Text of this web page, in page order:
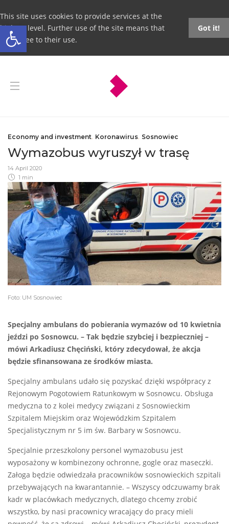
Open toolbar
This site uses cookies to provide services at the
highest level. Further use of the site means that
you agree to their use.
Got it!
Economy and investment, Koronawirus, Sosnowiec
Wymazobus wyruszył w trasę
14 April 2020
1 min
Foto: UM Sosnowiec
Specjalny ambulans do pobierania wymazów od 10 kwietnia
jeździ po Sosnowcu. – Tak będzie szybciej i bezpieczniej –
mówi Arkadiusz Chęciński, który zdecydował, że akcja
będzie sfinansowana ze środków miasta.
Specjalny ambulans udało się pozyskać dzięki współpracy z
Rejonowym Pogotowiem Ratunkowym w Sosnowcu. Obsługa
medyczna to z kolei medycy związani z Sosnowieckim
Szpitalem Miejskim oraz Wojewódzkim Szpitalem
Specjalistycznym nr 5 im św. Barbary w Sosnowcu.
Specjalnie przeszkolony personel wymazobusu jest
wyposażony w kombinezony ochronne, gogle oraz maseczki.
Załoga będzie odwiedzała pracowników sosnowieckich szpitali
przebywających na kwarantannie. – Wszyscy odczuwamy brak
kadr w placówkach medycznych, dlatego chcemy zrobić
wszystko, by nasi pracownicy wracający do pracy mieli